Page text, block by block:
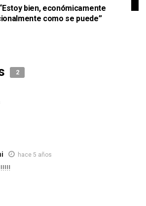
bien, económicamente
como se puede”
2
hace 5 años